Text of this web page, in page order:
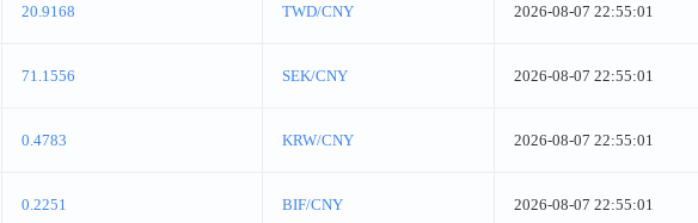
20.9168 TWD/CNY 2026-08-07 22:55:01
71.1556 SEK/CNY 2026-08-07 22:55:01
0.4783 KRW/CNY 2026-08-07 22:55:01
0.2251 BIF/CNY 2026-08-07 22:55:01